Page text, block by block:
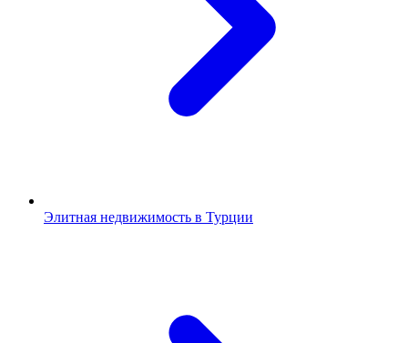
Элитная недвижимость в Турции